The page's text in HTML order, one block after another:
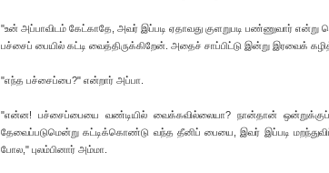
"உன் அப்பாவிடம் கேட்காதே, அவர் இப்படி ஏதாவது குளறுபடி பண்ணுவார் என்று
பச்சைப் பையில் கட்டி வைத்திருக்கிறேன். அதைச் சாப்பிட்டு இன்று இரவைக்
"எந்த பச்சைப்பை?" என்றார் அப்பா.
"என்ன! பச்சைப்பையை வண்டியில் வைக்கவில்லையா? நான்தான்
தேவைப்படுமென்று கட்டிக்கொண்டு வந்த தீனிப் பையை, இவர் இப்படி
போல," புலம்பினார் அம்மா.